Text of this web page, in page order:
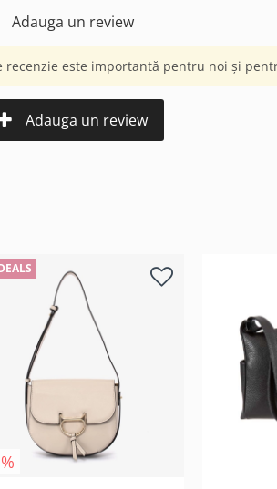
Adauga un review
recenzie este importantă pentru noi și
Adauga un review